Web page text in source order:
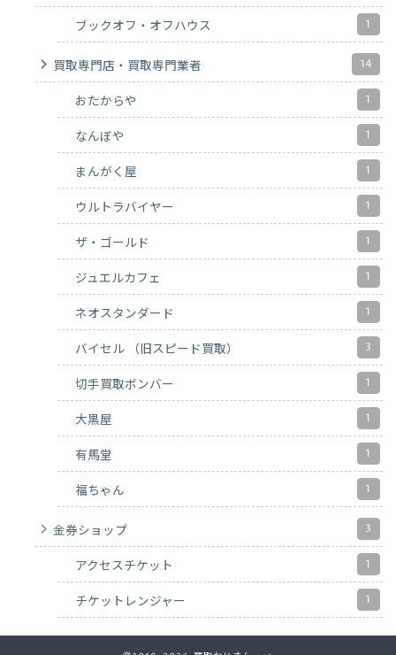
ブックオフ・オフハウス 1
買取専門店・買取専門業者 14
おたからや 1
なんぼや 1
まんがく屋 1
ウルトラバイヤー 1
ザ・ゴールド 1
ジュエルカフェ 1
ネオスタンダード 1
バイセル （旧スピード買取） 3
切手買取ボンバー 1
大黒屋 1
有馬堂 1
福ちゃん 1
金券ショップ 3
アクセスチケット 1
チケットレンジャー 1